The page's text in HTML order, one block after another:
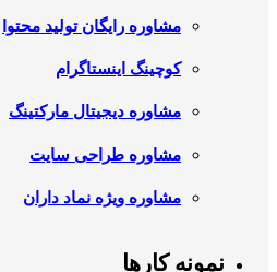
مشاوره رایگان تولید محتوا
کوچینگ اینستاگرام
مشاوره دیجیتال مارکتینگ
مشاوره طراحی سایت
مشاوره ویژه نماد داران
نمونه کارها